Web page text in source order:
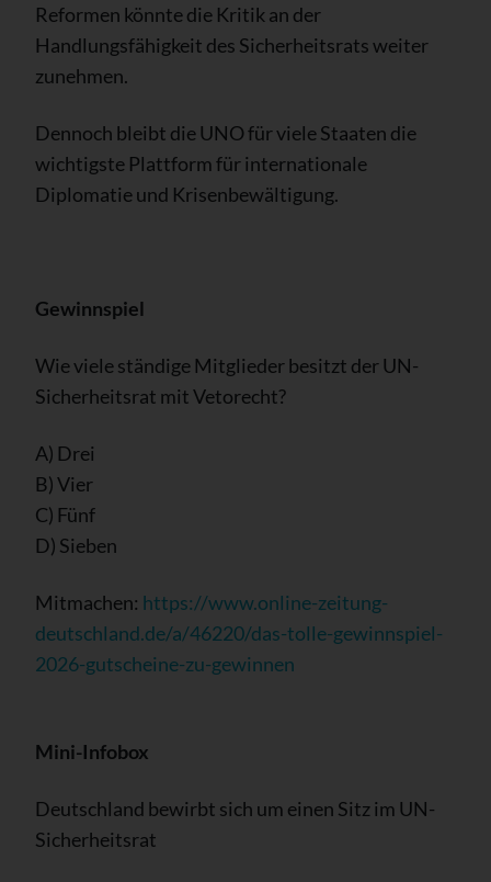
Reformen könnte die Kritik an der
Handlungsfähigkeit des Sicherheitsrats weiter
zunehmen.
Dennoch bleibt die UNO für viele Staaten die
wichtigste Plattform für internationale
Diplomatie und Krisenbewältigung.
Gewinnspiel
Wie viele ständige Mitglieder besitzt der UN-
Sicherheitsrat mit Vetorecht?
A) Drei
B) Vier
C) Fünf
D) Sieben
Mitmachen: https://www.online-zeitung-
deutschland.de/a/46220/das-tolle-gewinnspiel-
2026-gutscheine-zu-gewinnen
Mini-Infobox
Deutschland bewirbt sich um einen Sitz im UN-
Sicherheitsrat